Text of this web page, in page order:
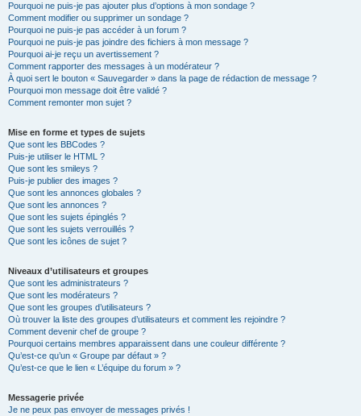
Pourquoi ne puis-je pas ajouter plus d’options à mon sondage ?
Comment modifier ou supprimer un sondage ?
Pourquoi ne puis-je pas accéder à un forum ?
Pourquoi ne puis-je pas joindre des fichiers à mon message ?
Pourquoi ai-je reçu un avertissement ?
Comment rapporter des messages à un modérateur ?
À quoi sert le bouton « Sauvegarder » dans la page de rédaction de message ?
Pourquoi mon message doit être validé ?
Comment remonter mon sujet ?
Mise en forme et types de sujets
Que sont les BBCodes ?
Puis-je utiliser le HTML ?
Que sont les smileys ?
Puis-je publier des images ?
Que sont les annonces globales ?
Que sont les annonces ?
Que sont les sujets épinglés ?
Que sont les sujets verrouillés ?
Que sont les icônes de sujet ?
Niveaux d’utilisateurs et groupes
Que sont les administrateurs ?
Que sont les modérateurs ?
Que sont les groupes d’utilisateurs ?
Où trouver la liste des groupes d’utilisateurs et comment les rejoindre ?
Comment devenir chef de groupe ?
Pourquoi certains membres apparaissent dans une couleur différente ?
Qu’est-ce qu’un « Groupe par défaut » ?
Qu’est-ce que le lien « L’équipe du forum » ?
Messagerie privée
Je ne peux pas envoyer de messages privés !